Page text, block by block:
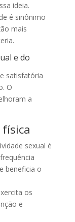
ideia.
é sinônimo
mais
e do
satisfatória
O
a
sexual é
beneficia o
os
e